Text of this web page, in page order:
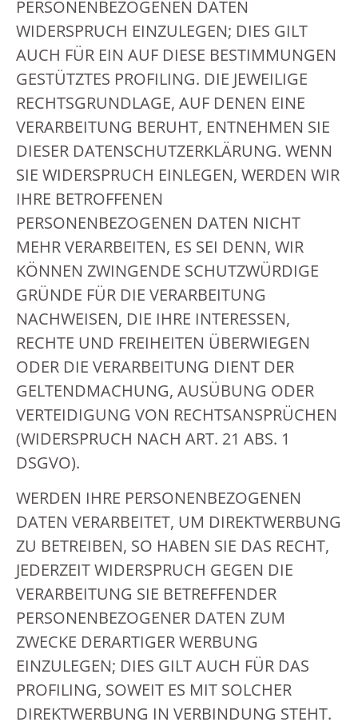
PERSONENBEZOGENEN DATEN
WIDERSPRUCH EINZULEGEN; DIES GILT
AUCH FÜR EIN AUF DIESE BESTIMMUNGEN
GESTÜTZTES PROFILING. DIE JEWEILIGE
RECHTSGRUNDLAGE, AUF DENEN EINE
VERARBEITUNG BERUHT, ENTNEHMEN SIE
DIESER DATENSCHUTZERKLÄRUNG. WENN
SIE WIDERSPRUCH EINLEGEN, WERDEN WIR
IHRE BETROFFENEN
PERSONENBEZOGENEN DATEN NICHT
MEHR VERARBEITEN, ES SEI DENN, WIR
KÖNNEN ZWINGENDE SCHUTZWÜRDIGE
GRÜNDE FÜR DIE VERARBEITUNG
NACHWEISEN, DIE IHRE INTERESSEN,
RECHTE UND FREIHEITEN ÜBERWIEGEN
ODER DIE VERARBEITUNG DIENT DER
GELTENDMACHUNG, AUSÜBUNG ODER
VERTEIDIGUNG VON RECHTSANSPRÜCHEN
(WIDERSPRUCH NACH ART. 21 ABS. 1
DSGVO).
WERDEN IHRE PERSONENBEZOGENEN
DATEN VERARBEITET, UM DIREKTWERBUNG
ZU BETREIBEN, SO HABEN SIE DAS RECHT,
JEDERZEIT WIDERSPRUCH GEGEN DIE
VERARBEITUNG SIE BETREFFENDER
PERSONENBEZOGENER DATEN ZUM
ZWECKE DERARTIGER WERBUNG
EINZULEGEN; DIES GILT AUCH FÜR DAS
PROFILING, SOWEIT ES MIT SOLCHER
DIREKTWERBUNG IN VERBINDUNG STEHT.